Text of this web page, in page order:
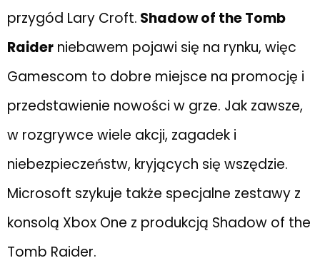
przygód Lary Croft. Shadow of the Tomb
Raider niebawem pojawi się na rynku, więc
Gamescom to dobre miejsce na promocję i
przedstawienie nowości w grze. Jak zawsze,
w rozgrywce wiele akcji, zagadek i
niebezpieczeństw, kryjących się wszędzie.
Microsoft szykuje także specjalne zestawy z
konsolą Xbox One z produkcją Shadow of the
Tomb Raider.